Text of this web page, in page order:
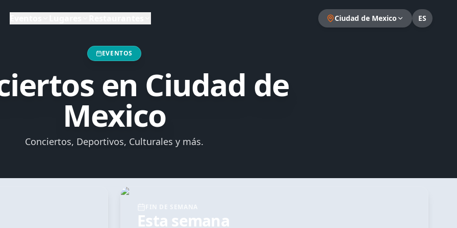
Ciudad de Mexico ES
EVENTOS
en Ciudad de
Mexico
Conciertos, Deportivos, Culturales y más.
Esta semana